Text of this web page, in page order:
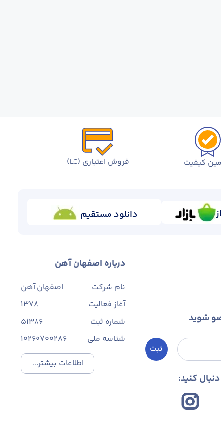
کیفیت فروش اعتباری (LC)
دانلود مستقیم
شوید
ثبت
کنید:
درباره اصفهان آهن
نام شرکت
اصفهان آهن
آغاز فعالیت
1378
شماره ثبت
۵۱۳۸۶
شناسه ملی
10260700286
اطلاعات بیشتر...